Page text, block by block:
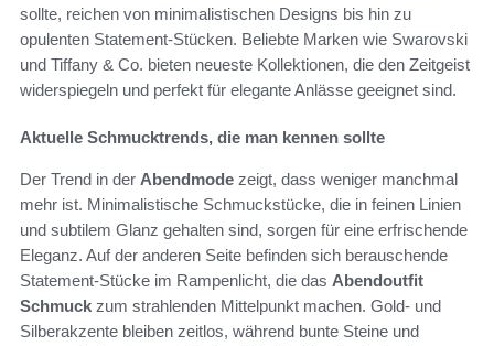
sollte, reichen von minimalistischen Designs bis hin zu
opulenten Statement-Stücken. Beliebte Marken wie Swarovski
und Tiffany & Co. bieten neueste Kollektionen, die den Zeitgeist
widerspiegeln und perfekt für elegante Anlässe geeignet sind.
Aktuelle Schmucktrends, die man kennen sollte
Der Trend in der Abendmode zeigt, dass weniger manchmal
mehr ist. Minimalistische Schmuckstücke, die in feinen Linien
und subtilem Glanz gehalten sind, sorgen für eine erfrischende
Eleganz. Auf der anderen Seite befinden sich berauschende
Statement-Stücke im Rampenlicht, die das Abendoutfit
Schmuck zum strahlenden Mittelpunkt machen. Gold- und
Silberakzente bleiben zeitlos, während bunte Steine und